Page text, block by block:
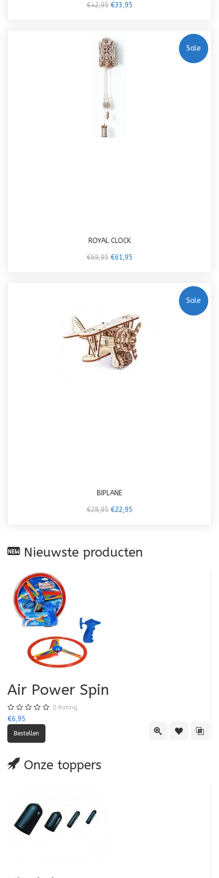
€42,95 €33,95
Sale
ROYAL CLOCK
€69,95 €61,95
Sale
BIPLANE
€28,95 €22,95
Nieuwste producten
Quick ViewToevoegen
Air Power Spin
0 Rating
€6,95
Onze toppers